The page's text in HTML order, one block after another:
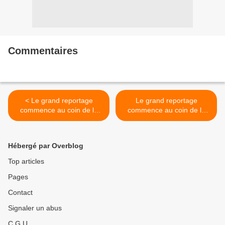
Commentaires
< Le grand reportage
commence au coin de la
rue...
Le grand reportage
commence au coin de la
rue... >
Hébergé par Overblog
Top articles
Pages
Contact
Signaler un abus